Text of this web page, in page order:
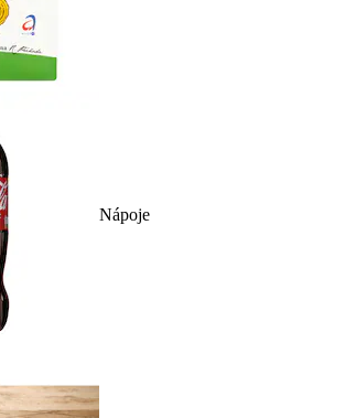
Nápoje